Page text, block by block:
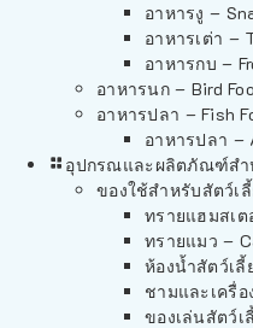
อาหารงู –
อาหารเต่า –
อาหารกบ –
อาหารนก – Bird
อาหารปลา – Fish
อาหารปลา –
อุปกรณและผลิตภัณฑ์สำ
ของใช้สำหรับสัตว์เ
ทรายแฮมสเต
ทรายแมว –
ห้องน้ำสัตว์เ
ชามและเครื่อ
ของเล่นสัตว์เ